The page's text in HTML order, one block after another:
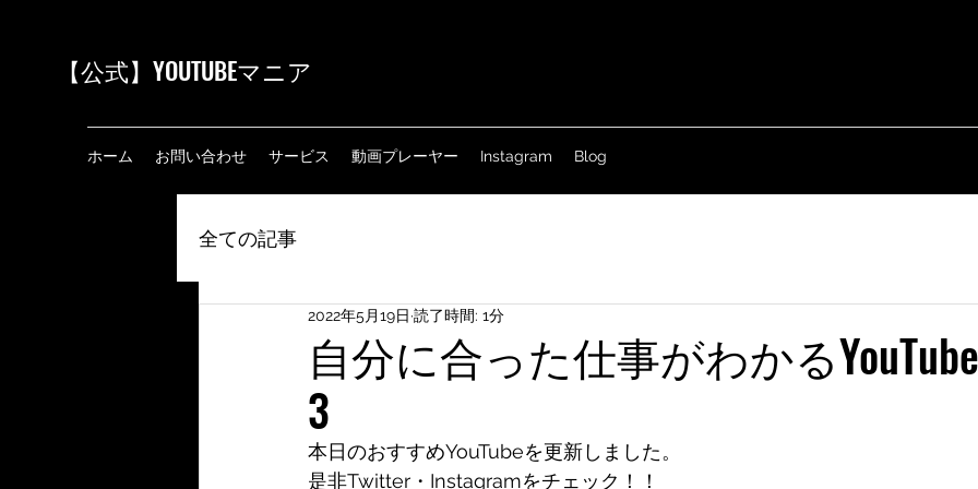
【公式】YOUTUBEマニア
ホーム お問い合わせ サービス 動画プレーヤー Instagram Blog
全ての記事
自分に合った仕事がわかる
3
2022年5月19日 読了時間: 1分
本日のおすすめYouTubeを更新しました。
是非Twitter・Instagramをチェック！！